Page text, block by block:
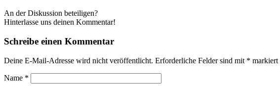
An der Diskussion beteiligen?
Hinterlasse uns deinen Kommentar!
Schreibe einen Kommentar
Deine E-Mail-Adresse wird nicht veröffentlicht. Erforderliche Felder sind mit * markiert
Name *